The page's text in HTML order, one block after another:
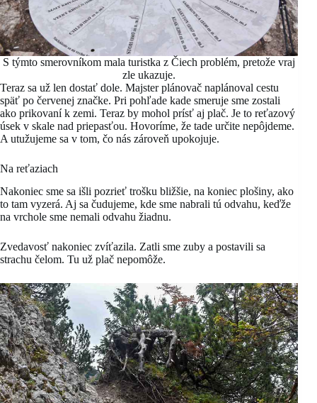
S týmto smerovníkom mala turistka z Čiech problém, pretože vraj
zle ukazuje.
Teraz sa už len dostať dole. Majster plánovač naplánoval cestu
späť po červenej značke. Pri pohľade kade smeruje sme zostali
ako prikovaní k zemi. Teraz by mohol prísť aj plač. Je to reťazový
úsek v skale nad priepasťou. Hovoríme, že tade určite nepôjdeme.
A utužujeme sa v tom, čo nás zároveň upokojuje.
Na reťaziach
Nakoniec sme sa išli pozrieť trošku bližšie, na koniec plošiny, ako
to tam vyzerá. Aj sa čudujeme, kde sme nabrali tú odvahu, keďže
na vrchole sme nemali odvahu žiadnu.
Zvedavosť nakoniec zvíťazila. Zatli sme zuby a postavili sa
strachu čelom. Tu už plač nepomôže.